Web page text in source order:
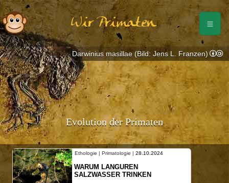
Wir Primaten
Evolution der Primaten
Ethologie | Primatologie | 28.10.2024
WARUM LANGUREN
SALZWASSER TRINKEN
Darwinius masillae (Bild: Jens L. Franzen)